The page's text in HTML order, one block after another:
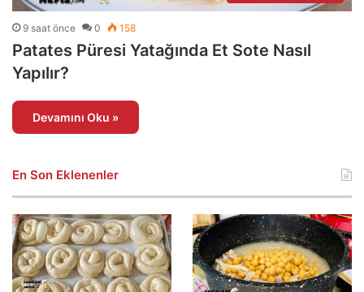
9 saat önce 0 158
Patates Püresi Yatağında Et Sote Nasıl
Yapılır?
Devamını Oku »
En Son Eklenenler